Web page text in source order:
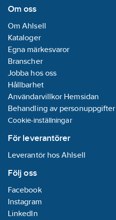
som tillbehör och
tunna plåt- och
Lättinstallerad tack
vare separat
bakstycke och
vidarekopplingsbar
direkt anslutning
till 230V. Anpassad
för utanpåliggande
kabel.
Om oss
Om Ahlsell
Kataloger
Egna märkesvaror
Branscher
Jobba hos oss
Hållbarhet
Användarvillkor Hemsidan
Behandling av personuppgifter
Cookie-inställningar
För leverantörer
Leverantör hos Ahlsell
Följ oss
Facebook
Instagram
LinkedIn